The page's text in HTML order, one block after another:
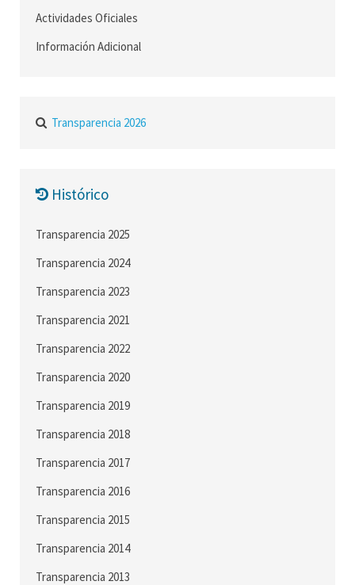
Actividades Oficiales
Información Adicional
Transparencia 2026
Histórico
Transparencia 2025
Transparencia 2024
Transparencia 2023
Transparencia 2021
Transparencia 2022
Transparencia 2020
Transparencia 2019
Transparencia 2018
Transparencia 2017
Transparencia 2016
Transparencia 2015
Transparencia 2014
Transparencia 2013